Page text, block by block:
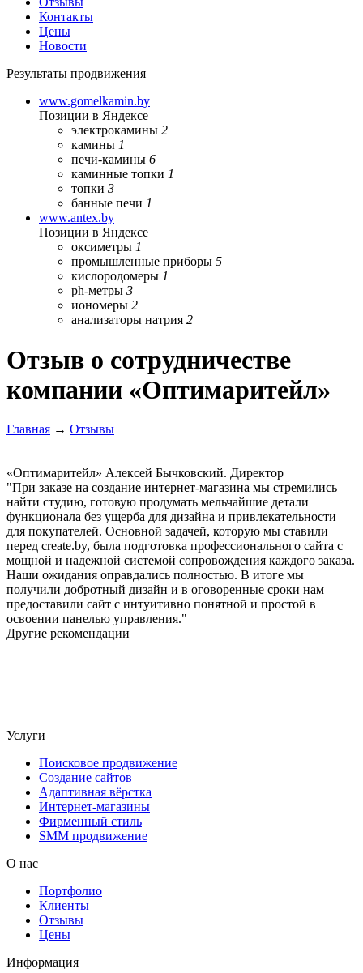
Контакты
Цены
Новости
Результаты продвижения
www.gomelkamin.by
Позиции в Яндексе
электрокамины 2
камины 1
печи-камины 6
каминные топки 1
топки 3
банные печи 1
www.antex.by
Позиции в Яндексе
оксиметры 1
промышленные приборы 5
кислородомеры 1
ph-метры 3
иономеры 2
анализаторы натрия 2
Отзыв о сотрудничестве
компании «Оптимаритейл»
Главная → Отзывы
«Оптимаритейл» Алексей Бычковский. Директор
При заказе на создание интернет-магазина мы стремились
найти студию, готовую продумать мельчайшие детали
функционала без ущерба для дизайна и привлекательности
для покупателей. Основной задачей, которую мы ставили
перед create.by, была подготовка профессионального сайта с
мощной и надежной системой сопровождения каждого заказа.
Наши ожидания оправдались полностью. В итоге мы
получили добротный дизайн и в оговоренные сроки нам
предоставили сайт с интуитивно понятной и простой в
освоении панелью управления.
Другие рекомендации
Услуги
Поисковое продвижение
Создание сайтов
Адаптивная вёрстка
Интернет-магазины
Фирменный стиль
SMM продвижение
О нас
Портфолио
Клиенты
Отзывы
Цены
Информация